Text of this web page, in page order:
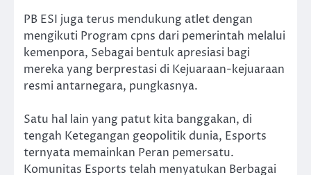
PB ESI juga terus mendukung atlet dengan
mengikuti Program cpns dari pemerintah melalui
kemenpora, Sebagai bentuk apresiasi bagi
mereka yang berprestasi di Kejuaraan-kejuaraan
resmi antarnegara, pungkasnya.
Satu hal lain yang patut kita banggakan, di
tengah Ketegangan geopolitik dunia, Esports
ternyata memainkan Peran pemersatu.
Komunitas Esports telah menyatukan Berbagai